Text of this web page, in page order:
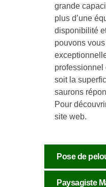
grande
plus d’une
disponibilité
pouvons
professionnel
soit la
saurons
Pour
site web.
Pose de
Paysagiste